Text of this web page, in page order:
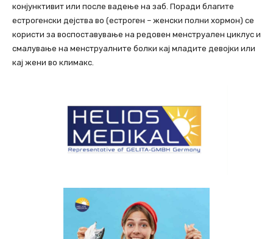
конјунктивит или после вадење на заб. Поради благите
естрогенски дејства во (естроген – женски полни хормон) се
користи за воспоставување на редовен менструален циклус и
смалување на менструалните болки кај младите девојки или
кај жени во климакс.